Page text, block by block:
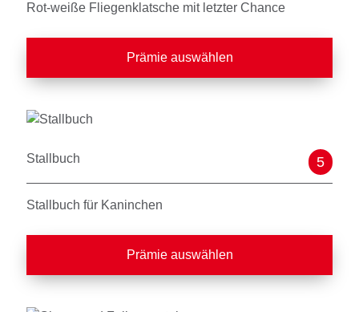
Rot-weiße Fliegenklatsche mit letzter Chance
Prämie auswählen
Stallbuch 5
Stallbuch für Kaninchen
Prämie auswählen